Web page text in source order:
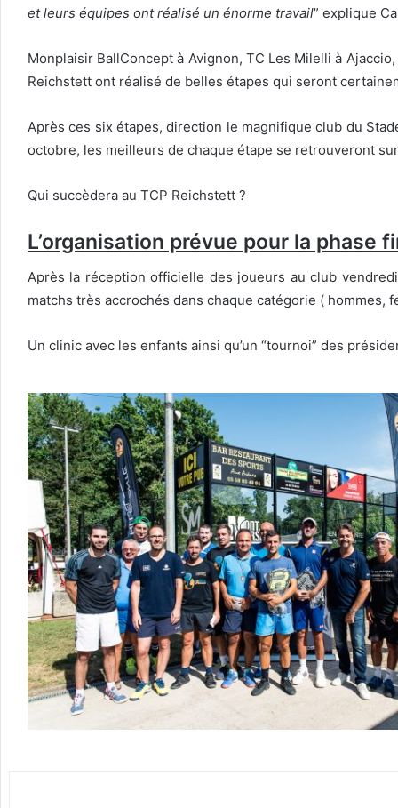
et leurs équipes ont réalisé un énorme travail” explique
Monplaisir BallConcept à Avignon, TC Les Milelli à
Reichstett ont réalisé de belles étapes qui seront
Après ces six étapes, direction le magnifique club du
octobre, les meilleurs de chaque étape se retrouveront
Qui succèdera au TCP Reichstett ?
L’organisation prévue pour la phase
Après la réception officielle des joueurs au club
matchs très accrochés dans chaque catégorie ( hommes,
Un clinic avec les enfants ainsi qu’un “tournoi” des